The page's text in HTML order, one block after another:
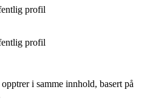
profil
profil
i samme innhold, basert på